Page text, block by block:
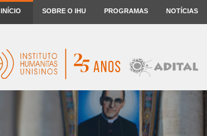
INÍCIO SOBRE O IHU PROGRAMAS NOTÍCIAS